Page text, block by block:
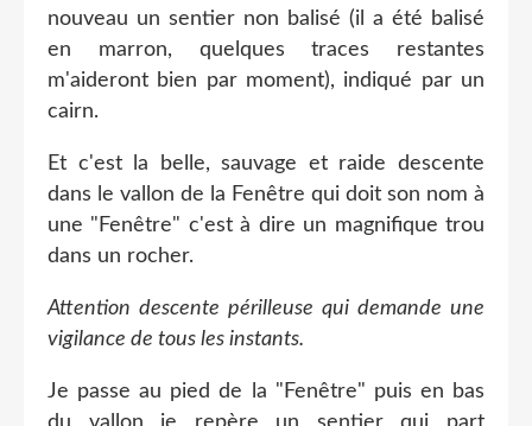
nouveau un sentier non balisé (il a été balisé
en marron, quelques traces restantes
m'aideront bien par moment), indiqué par un
cairn.
Et c'est la belle, sauvage et raide descente
dans le vallon de la Fenêtre qui doit son nom à
une "Fenêtre" c'est à dire un magnifique trou
dans un rocher.
Attention descente périlleuse qui demande une
vigilance de tous les instants.
Je passe au pied de la "Fenêtre" puis en bas